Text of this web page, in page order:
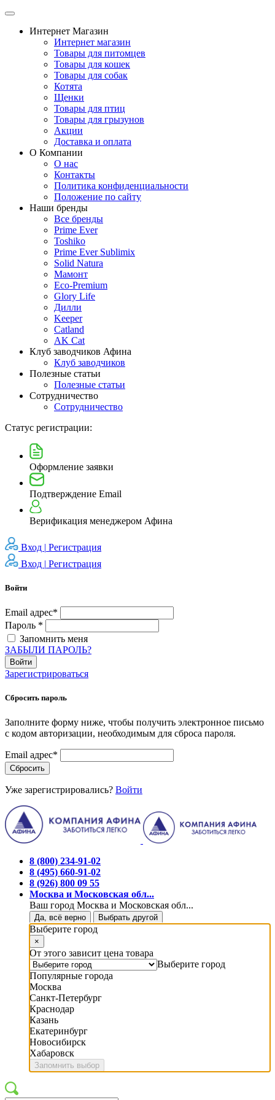
Интернет Магазин
Интернет магазин
Товары для питомцев
Товары для кошек
Товары для собак
Котята
Щенки
Товары для птиц
Товары для грызунов
Акции
Доставка и оплата
О Компании
О нас
Контакты
Политика конфиденциальности
Положение по сайту
Наши бренды
Все бренды
Prime Ever
Toshiko
Prime Ever Sublimix
Solid Natura
Мамонт
Eco-Premium
Glory Life
Дилли
Keeper
Catland
AK Cat
Клуб заводчиков Афина
Клуб заводчиков
Полезные статьи
Полезные статьи
Сотрудничество
Сотрудничество
Статус регистрации:
Оформление заявки
Подтверждение Email
Верификация менеджером Афина
Вход | Регистрация
Вход | Регистрация
Войти
Email адрес*
Пароль *
Запомнить меня
ЗАБЫЛИ ПАРОЛЬ?
Войти
Зарегистрироваться
Сбросить пароль
Заполните форму ниже, чтобы получить электронное письмо
с кодом авторизации, необходимым для сброса пароля.
Email адрес*
Сбросить
Уже зарегистрировались? Войти
8 (800) 234-91-02
8 (495) 660-91-02
8 (926) 800 09 55
Москва и Московская обл...
Ваш город Москва и Московская обл...
Да, всё верно Выбрать другой
Выберите город
×
От этого зависит цена товара
Выберите город
Популярные города
Москва
Санкт-Петербург
Краснодар
Казань
Екатеринбург
Новосибирск
Хабаровск
Запомнить выбор